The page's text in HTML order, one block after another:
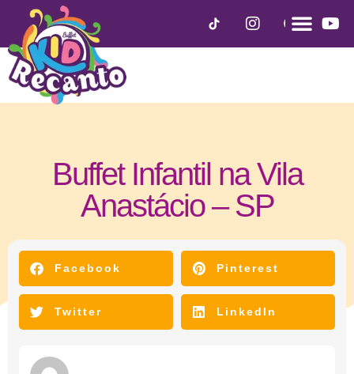
Buffet Infantil na Vila
Anastácio – SP
Facebook
Pinterest
Twitter LinkedIn